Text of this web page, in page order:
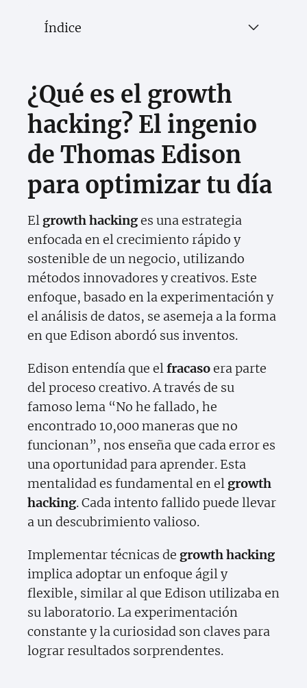
Índice
¿Qué es el growth
hacking? El ingenio
de Thomas Edison
para optimizar tu día
El growth hackinges una estrategia
enfocada en el crecimiento rápido y
sostenible de un negocio, utilizando
métodos innovadores y creativos. Este
enfoque, basado en la experimentación y
el análisis de datos, se asemeja a la forma
en que Edison abordó sus inventos.
Edison entendía que elfracasoera parte
del proceso creativo. A través de su
famoso lema “No he fallado, he
encontrado 10,000 maneras que no
funcionan”, nos enseña que cada error es
una oportunidad para aprender. Esta
mentalidad es fundamental en el growth
hacking. Cada intento fallido puede llevar
a un descubrimiento valioso.
Implementar técnicas de growth hacking
implica adoptar un enfoque ágil y
flexible, similar al que Edison utilizaba en
su laboratorio. La experimentación
constante y la curiosidad son claves para
lograr resultados sorprendentes.